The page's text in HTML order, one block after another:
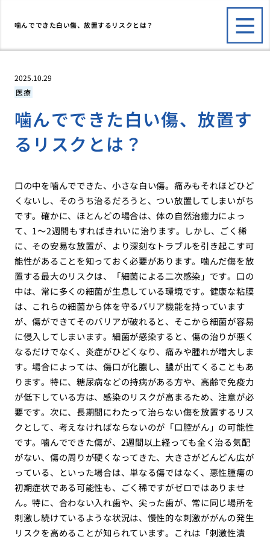
噛んでできた白い傷、放置するリスクとは？
2025.10.29
医療
噛んでできた白い傷、放置す
るリスクとは？
口の中を噛んでできた、小さな白い傷。痛みもそれほどひど
くないし、そのうち治るだろうと、つい放置してしまいがち
です。確かに、ほとんどの場合は、体の自然治癒力によっ
て、1〜2週間もすればきれいに治ります。しかし、ごく稀
に、その安易な放置が、より深刻なトラブルを引き起こす可
能性があることを知っておく必要があります。噛んだ傷を放
置する最大のリスクは、「細菌による二次感染」です。口の
中は、常に多くの細菌が生息している環境です。健康な粘膜
は、これらの細菌から体を守るバリア機能を持っています
が、傷ができてそのバリアが破れると、そこから細菌が容易
に侵入してしまいます。細菌が感染すると、傷の治りが悪く
なるだけでなく、炎症がひどくなり、痛みや腫れが増大しま
す。場合によっては、傷口が化膿し、膿が出てくることもあ
ります。特に、糖尿病などの持病がある方や、高齢で免疫力
が低下している方は、感染のリスクが高まるため、注意が必
要です。次に、長期間にわたって治らない傷を放置するリス
クとして、考えなければならないのが「口腔がん」の可能性
です。噛んでできた傷が、2週間以上経っても全く治る気配
がない、傷の周りが硬くなってきた、大きさがどんどん広が
っている、といった場合は、単なる傷ではなく、悪性腫瘍の
初期症状である可能性も、ごく稀ですがゼロではありませ
ん。特に、合わない入れ歯や、尖った歯が、常に同じ場所を
刺激し続けているような状況は、慢性的な刺激ががんの発生
リスクを高めることが知られています。これは「刺激性潰